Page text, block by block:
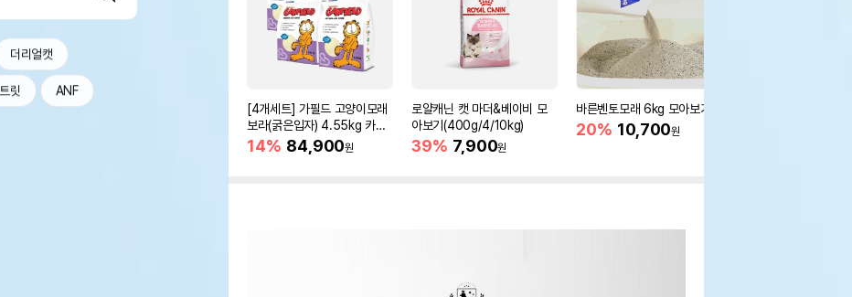
더리얼캣
트릿 ANF
[4개세트] 가필드 고양이모래
보라(굵은입자) 4.55kg 카사
바모래
14% 84,900원
로얄캐닌 캣 마더&베이비 모
아보기(400g/4/10kg)
39% 7,900원
바른벤토모래 6kg 모아보기
20% 10,700원